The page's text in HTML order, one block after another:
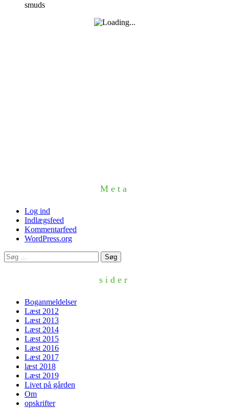
smuds
Meta
Log ind
Indlægsfeed
Kommentarfeed
WordPress.org
Søg
efter:
sider
Boganmeldelser
Læst 2012
Læst 2013
Læst 2014
Læst 2015
Læst 2016
Læst 2017
læst 2018
Læst 2019
Livet på gården
Om
opskrifter